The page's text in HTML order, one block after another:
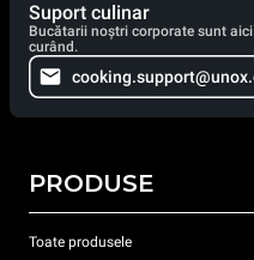
Suport culinar
Bucătarii noștri corporate sunt
curând.
PRODUSE
Toate produsele